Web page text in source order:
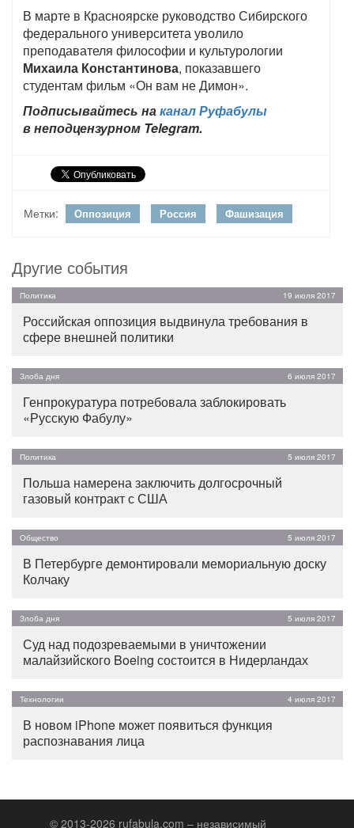
В марте в Красноярске руководство Сибирского
федерального университета уволило
преподавателя философии и культурологии
Михаила Константинова, показавшего
студентам фильм «Он вам не Димон».
Подписывайтесь наканал Руфабулы
в неподцензурном Telegram.
Метки: Оппозиция Россия Фашизация
Другие события
Политика 19 июля 2017
Российская оппозиция выдвинула требования в
сфере внешней политики
Злоба дня 6 июля 2017
Генпрокуратура потребовала заблокировать
«Русскую Фабулу»
Политика 5 июля 2017
Польша намерена заключить долгосрочный
газовый контракт с США
Общество 5 июля 2017
В Петербурге демонтировали мемориальную доску
Колчаку
Злоба дня 5 июля 2017
Суд над подозреваемыми в уничтожении
малайзийского Boeing состоится в Нидерландах
Технологии 4 июля 2017
В новом iPhone может появиться функция
распознавания лица
© 2013-2026 rufabula.com – независимый